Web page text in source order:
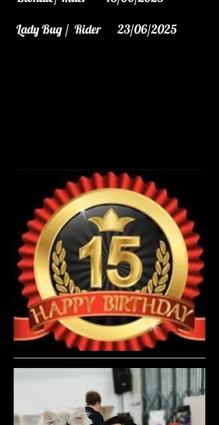
Lady Bug / Rider 23/06/2025